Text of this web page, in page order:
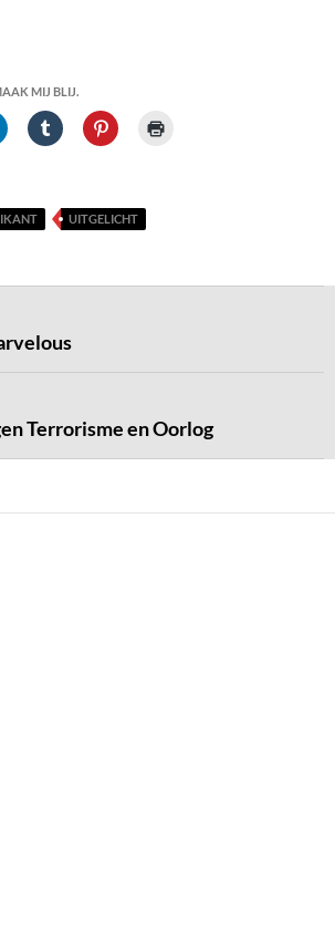
MIJ BLIJ.
UITGELICHT
Terrorisme en Oorlog